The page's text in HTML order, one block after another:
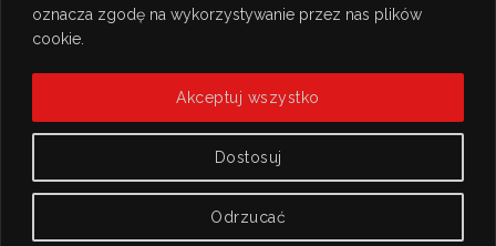
oznacza zgodę na wykorzystywanie przez nas plików
cookie.
Dostosuj
Odrzucać
Akceptuj wszystko
© Copyright 2026TANAKE